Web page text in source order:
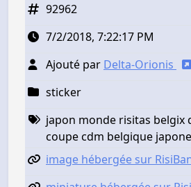
92962
7/2/2018, 7:22:17 PM
Ajouté par Delta-Orionis
sticker
japon monde risitas belgix
coupe cdm belgique
image hébergée sur